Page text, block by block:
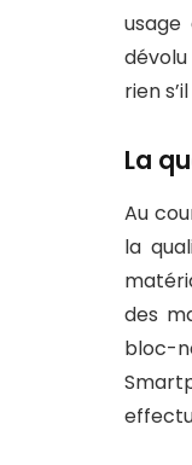
rien
La
Au
la
des
bloc-